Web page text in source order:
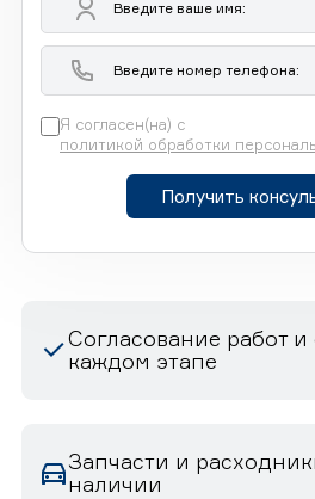
Я согласен(на) с
политикой обработки
Получить
Согласование работ
каждом этапе
Запчасти и
наличии